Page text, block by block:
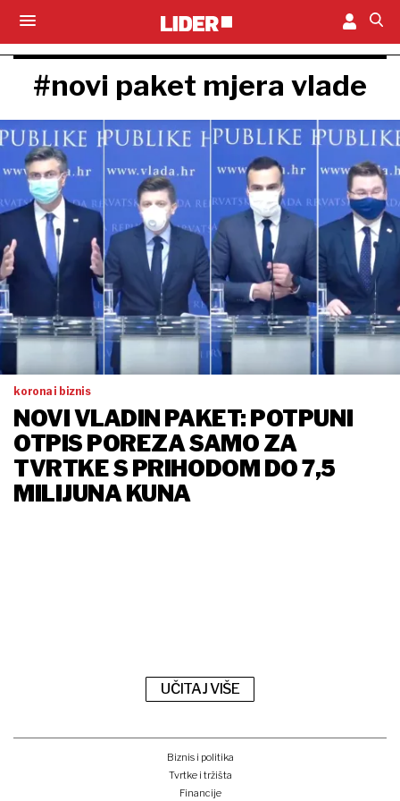
#novi paket mjera vlade
korona i biznis
NOVI VLADIN PAKET: POTPUNI
OTPIS POREZA SAMO ZA
TVRTKE S PRIHODOM DO 7,5
MILIJUNA KUNA
UČITAJ VIŠE
Biznis i politika
Tvrtke i tržišta
Financije